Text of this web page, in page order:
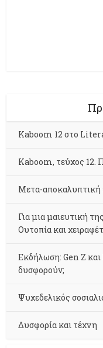
Kaboom 12 στο
Kaboom, τεύχος 12.
Μετα-αποκαλυπτική
Για μια μαιευτική
Ουτοπία και
Εκδήλωση: Gen Z
δυσφορούν;
Ψυχεδελικός
Δυσφορία και τέχνη